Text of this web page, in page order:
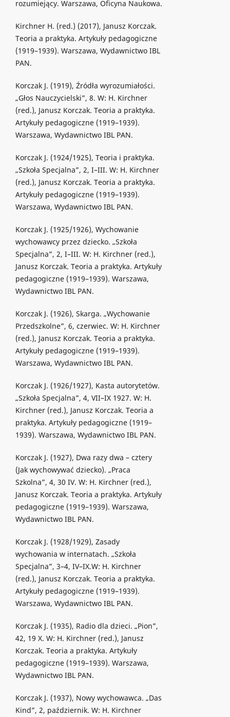
rozumiejący. Warszawa, Oficyna Naukowa.
Kirchner H. (red.) (2017), Janusz Korczak.
Teoria a praktyka. Artykuły pedagogiczne
(1919–1939). Warszawa, Wydawnictwo IBL
PAN.
Korczak J. (1919), Źródła wyrozumiałości.
„Głos Nauczycielski”, 8. W: H. Kirchner
(red.), Janusz Korczak. Teoria a praktyka.
Artykuły pedagogiczne (1919–1939).
Warszawa, Wydawnictwo IBL PAN.
Korczak J. (1924/1925), Teoria i praktyka.
„Szkoła Specjalna”, 2, I–III. W: H. Kirchner
(red.), Janusz Korczak. Teoria a praktyka.
Artykuły pedagogiczne (1919–1939).
Warszawa, Wydawnictwo IBL PAN.
Korczak J. (1925/1926), Wychowanie
wychowawcy przez dziecko. „Szkoła
Specjalna”, 2, I–III. W: H. Kirchner (red.),
Janusz Korczak. Teoria a praktyka. Artykuły
pedagogiczne (1919–1939). Warszawa,
Wydawnictwo IBL PAN.
Korczak J. (1926), Skarga. „Wychowanie
Przedszkolne”, 6, czerwiec. W: H. Kirchner
(red.), Janusz Korczak. Teoria a praktyka.
Artykuły pedagogiczne (1919–1939).
Warszawa, Wydawnictwo IBL PAN.
Korczak J. (1926/1927), Kasta autorytetów.
„Szkoła Specjalna”, 4, VII–IX 1927. W: H.
Kirchner (red.), Janusz Korczak. Teoria a
praktyka. Artykuły pedagogiczne (1919–
1939). Warszawa, Wydawnictwo IBL PAN.
Korczak J. (1927), Dwa razy dwa – cztery
(Jak wychowywać dziecko). „Praca
Szkolna”, 4, 30 IV. W: H. Kirchner (red.),
Janusz Korczak. Teoria a praktyka. Artykuły
pedagogiczne (1919–1939). Warszawa,
Wydawnictwo IBL PAN.
Korczak J. (1928/1929), Zasady
wychowania w internatach. „Szkoła
Specjalna”, 3–4, IV–IX.W: H. Kirchner
(red.), Janusz Korczak. Teoria a praktyka.
Artykuły pedagogiczne (1919–1939).
Warszawa, Wydawnictwo IBL PAN.
Korczak J. (1935), Radio dla dzieci. „Pion”,
42, 19 X. W: H. Kirchner (red.), Janusz
Korczak. Teoria a praktyka. Artykuły
pedagogiczne (1919–1939). Warszawa,
Wydawnictwo IBL PAN.
Korczak J. (1937), Nowy wychowawca. „Das
Kind”, 2, październik. W: H. Kirchner